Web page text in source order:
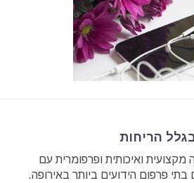
הריחות
ואיכותית ופרפומרית עם
פרפום הידועים ביותר באירופה.